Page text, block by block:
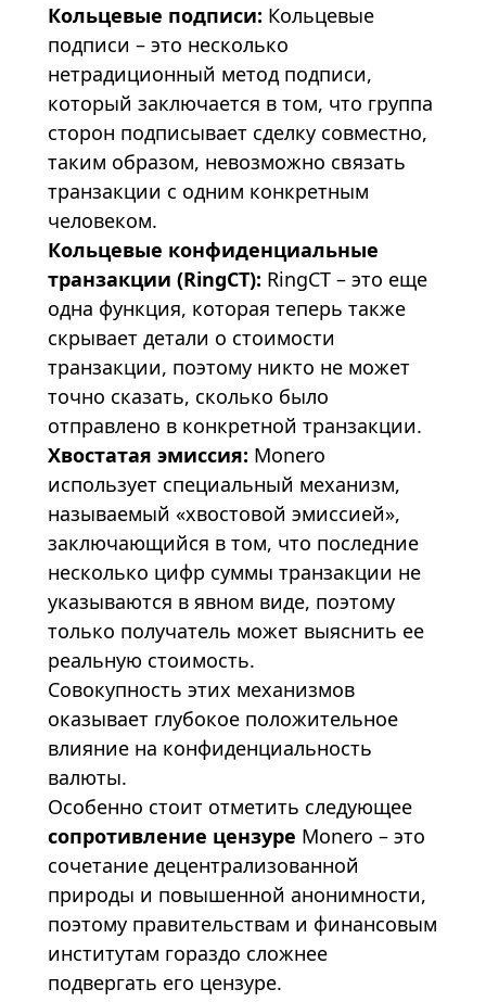
Кольцевые подписи: Кольцевые
подписи – это несколько
нетрадиционный метод подписи,
который заключается в том, что группа
сторон подписывает сделку совместно,
таким образом, невозможно связать
транзакции с одним конкретным
человеком.
Кольцевые конфиденциальные
транзакции (RingCT): RingCT – это еще
одна функция, которая теперь также
скрывает детали о стоимости
транзакции, поэтому никто не может
точно сказать, сколько было
отправлено в конкретной транзакции.
Хвостатая эмиссия: Monero
использует специальный механизм,
называемый «хвостовой эмиссией»,
заключающийся в том, что последние
несколько цифр суммы транзакции не
указываются в явном виде, поэтому
только получатель может выяснить ее
реальную стоимость.
Совокупность этих механизмов
оказывает глубокое положительное
влияние на конфиденциальность
валюты.
Особенно стоит отметить следующее
сопротивление цензуре Monero – это
сочетание децентрализованной
природы и повышенной анонимности,
поэтому правительствам и финансовым
институтам гораздо сложнее
подвергать его цензуре.